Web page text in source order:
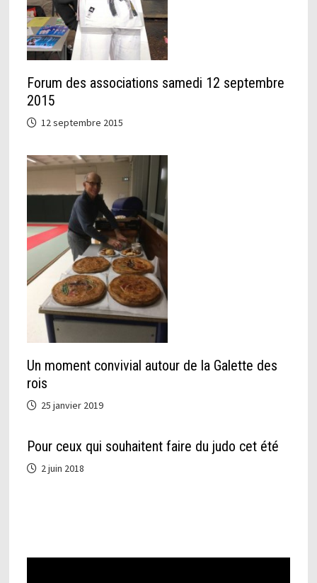
Forum des associations samedi 12 septembre
2015
12 septembre 2015
Un moment convivial autour de la Galette des
rois
25 janvier 2019
Pour ceux qui souhaitent faire du judo cet été
2 juin 2018